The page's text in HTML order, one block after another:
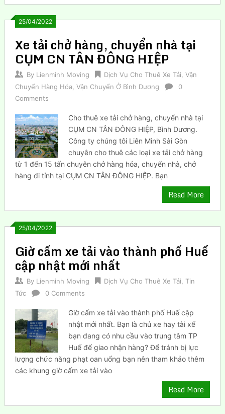
25/04/2022
Xe tải chở hàng, chuyển nhà tại
CỤM CN TÂN ĐÔNG HIỆP
By Lienminh Moving Dịch Vụ Cho Thuê Xe Tải Vận
Chuyển Hàng Hóa, Vận Chuyển Ở Bình Dương
0
Comments
Cho thuê xe tải chở hàng, chuyển nhà tại
CỤM CN TÂN ĐÔNG HIỆP, Bình Dương.
Công ty chúng tôi Liên Minh Sài Gòn
chuyên cho thuê các loại xe tải chở hàng
từ 1 đến 15 tấn chuyên chở hàng hóa, chuyển nhà, chở
hàng đi tỉnh tại CỤM CN TÂN ĐÔNG HIỆP. Bạn
Read More
25/04/2022
Giờ cấm xe tải vào thành phố Huế
cập nhật mới nhất
By Lienminh Moving Dịch Vụ Cho Thuê Xe Tải
Tin
Tức
0 Comments
Giờ cấm xe tải vào thành phố Huế cập
nhật mới nhất. Bạn là chủ xe hay tài xế
bạn đang có nhu cầu vào trung tâm TP
Huế để giao nhận hàng? Để tránh bị lực
lượng chức năng phạt oan uổng bạn nên tham khảo thêm
các khung giờ cấm xe tải vào
Read More